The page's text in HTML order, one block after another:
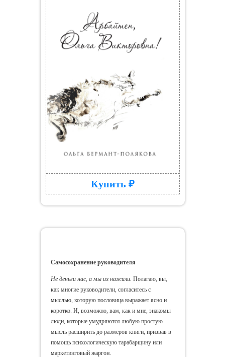
Купить ₽
Самосохранение руководителя
Не деньги нас, а мы их нажили. Полагаю, вы,
как многие руководители, согласитесь с
мыслью, которую пословица выражает ясно и
коротко. И, возможно, вам, как и мне, знакомы
люди, которые умудряются любую простую
мысль расширить до размеров книги, призвав в
помощь психологическую тарабарщину или
маркетинговый жаргон.